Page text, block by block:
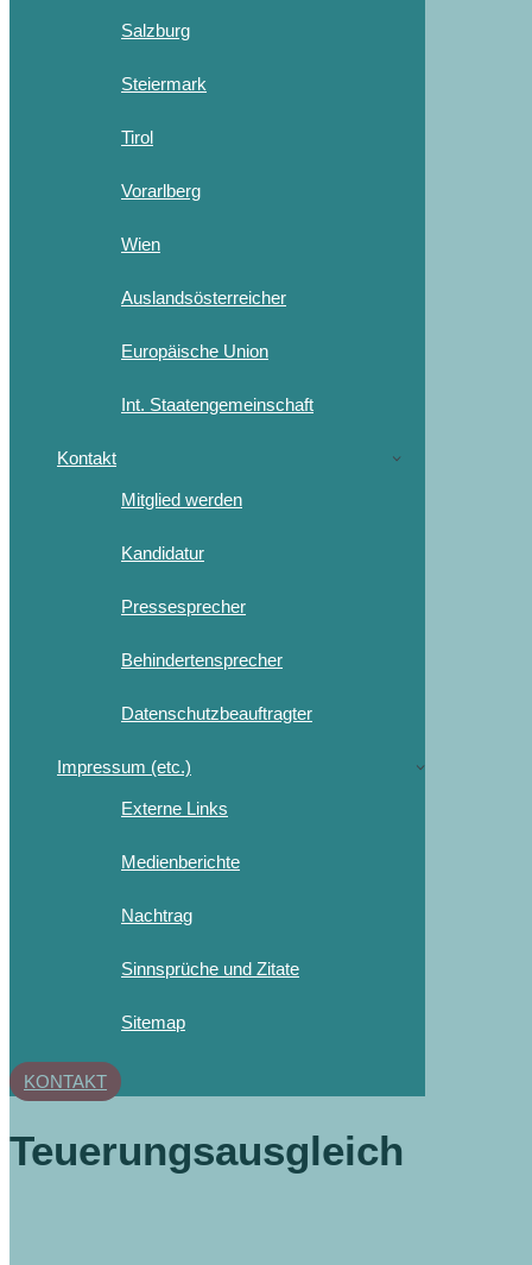
Salzburg
Steiermark
Tirol
Vorarlberg
Wien
Auslandsösterreicher
Europäische Union
Int. Staatengemeinschaft
Kontakt
Mitglied werden
Kandidatur
Pressesprecher
Behindertensprecher
Datenschutzbeauftragter
Impressum (etc.)
Externe Links
Medienberichte
Nachtrag
Sinnsprüche und Zitate
Sitemap
KONTAKT
Teuerungsausgleich